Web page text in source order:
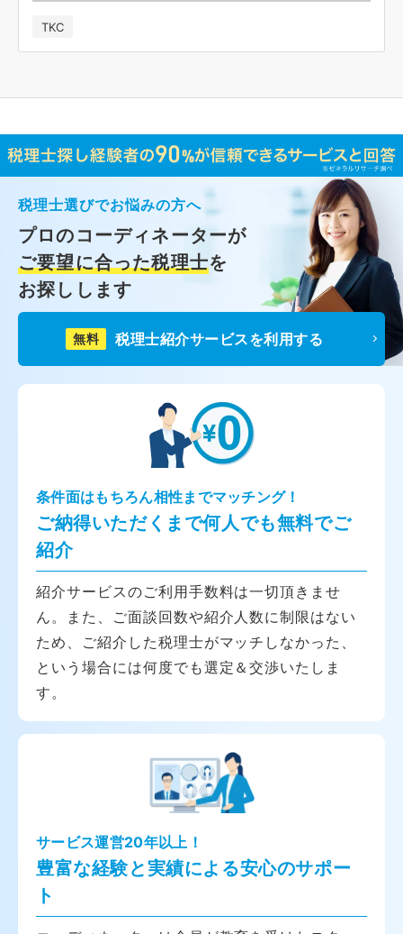
TKC
税理士選びでお悩みの方へ
プロのコーディネーターが
ご要望に合った税理士を
お探しします
無料 税理士紹介サービスを利用する
条件面はもちろん相性までマッチング！
ご納得いただくまで何人でも無料でご
紹介
紹介サービスのご利用手数料は一切頂きませ
ん。また、ご面談回数や紹介人数に制限はない
ため、ご紹介した税理士がマッチしなかった、
という場合には何度でも選定＆交渉いたしま
す。
サービス運営20年以上！
豊富な経験と実績による安心のサポー
ト